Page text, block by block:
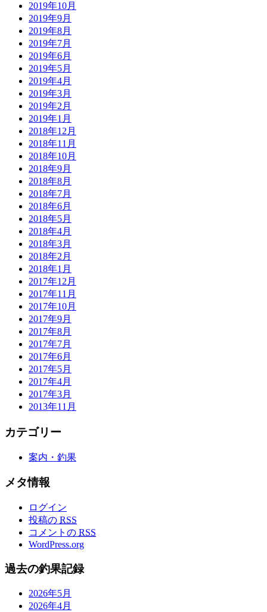
2019年10月
2019年9月
2019年8月
2019年7月
2019年6月
2019年5月
2019年4月
2019年3月
2019年2月
2019年1月
2018年12月
2018年11月
2018年10月
2018年9月
2018年8月
2018年7月
2018年6月
2018年5月
2018年4月
2018年3月
2018年2月
2018年1月
2017年12月
2017年11月
2017年10月
2017年9月
2017年8月
2017年7月
2017年6月
2017年5月
2017年4月
2017年3月
2013年11月
カテゴリー
案内・釣果
メタ情報
ログイン
投稿の RSS
コメントの RSS
WordPress.org
過去の釣果記録
2026年5月
2026年4月